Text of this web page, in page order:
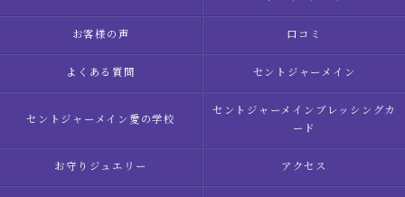
お客様の声 口コミ
よくある質問 セントジャーメイン
セントジャーメイン愛の学校
セントジャーメインブレッシングカ
ード
お守りジュエリー アクセス